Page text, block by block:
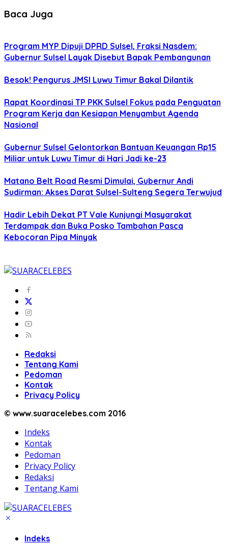
Baca Juga
Program MYP Dipuji DPRD Sulsel, Fraksi Nasdem:
Gubernur Sulsel Layak Disebut Bapak Pembangunan
Besok! Pengurus JMSI Luwu Timur Bakal Dilantik
Rapat Koordinasi TP PKK Sulsel Fokus pada Penguatan
Program Kerja dan Kesiapan Menyambut Agenda
Nasional
Gubernur Sulsel Gelontorkan Bantuan Keuangan Rp15
Miliar untuk Luwu Timur di Hari Jadi ke-23
Matano Belt Road Resmi Dimulai, Gubernur Andi
Sudirman: Akses Darat Sulsel-Sulteng Segera Terwujud
Hadir Lebih Dekat PT Vale Kunjungi Masyarakat
Terdampak dan Buka Posko Tambahan Pasca
Kebocoran Pipa Minyak
Redaksi
Tentang Kami
Pedoman
Kontak
Privacy Policy
© www.suaracelebes.com 2016
Indeks
Kontak
Pedoman
Privacy Policy
Redaksi
Tentang Kami
Indeks